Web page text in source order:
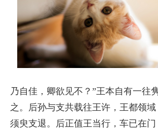
乃自佳，卿欲见不？”王本自有一往
之。后孙与支共载往王许，王都领域
须臾支退。后正值王当行，车已在门